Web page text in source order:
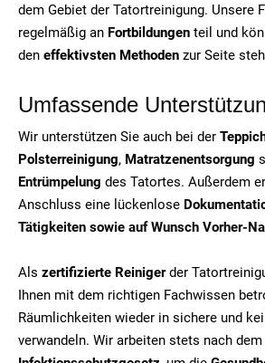
dem Gebiet der Tatortreinigung. Unsere
regelmäßig an Fortbildungen teil und
den effektivsten Methoden zur Seite
Umfassende
Wir unterstützen Sie auch bei der
Polsterreinigung, Matratzenentsorgung
Entrümpelung des Tatortes. Außerdem
Anschluss eine lückenlose
Tätigkeiten sowie auf Wunsch Vorher-
Als zertifizierte Reinigerder
Ihnen mit dem richtigen Fachwissen
Räumlichkeiten wieder in sichere und
verwandeln. Wir arbeiten stets nach dem